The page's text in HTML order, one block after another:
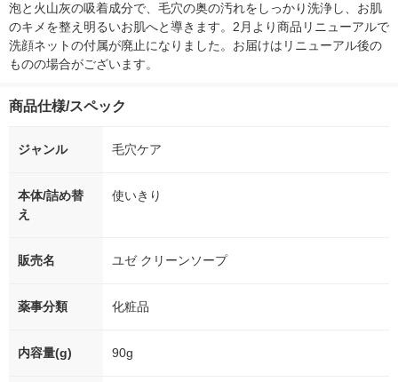
泡と火山灰の吸着成分で、毛穴の奥の汚れをしっかり洗浄し、お肌
のキメを整え明るいお肌へと導きます。2月より商品リニューアルで
洗顔ネットの付属が廃止になりました。お届けはリニューアル後の
ものの場合がございます。
商品仕様/スペック
ジャンル 毛穴ケア
本体/詰め替
え
使いきり
販売名 ユゼ クリーンソープ
薬事分類 化粧品
内容量(g) 90g